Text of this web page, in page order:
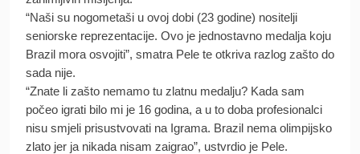
“Naši su nogometaši u ovoj dobi (23 godine) nositelji
seniorske reprezentacije. Ovo je jednostavno medalja koju
Brazil mora osvojiti”, smatra Pele te otkriva razlog zašto do
sada nije.
“Znate li zašto nemamo tu zlatnu medalju? Kada sam
počeo igrati bilo mi je 16 godina, a u to doba profesionalci
nisu smjeli prisustvovati na Igrama. Brazil nema olimpijsko
zlato jer ja nikada nisam zaigrao”, ustvrdio je Pele.